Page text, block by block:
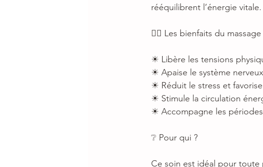
rééquilibrent l’énergie vitale.
💆‍♀️ Les bienfaits du
☀ Libère les tensions
☀ Apaise le système
☀ Réduit le stress et
☀ Stimule la circulation
☀ Accompagne les
❔ Pour qui ?
Ce soin est idéal pour